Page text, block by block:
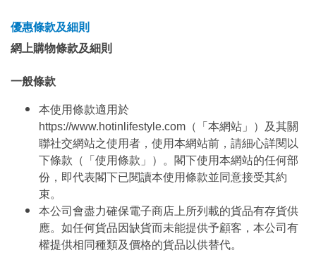
優惠條款及細則
網上購物條款及細則
一般條款
本使用條款適用於
https://www.hotinlifestyle.com（「本網站」）及其關
聯社交網站之使用者，使用本網站前，請細心詳閱以
下條款（「使用條款」）。閣下使用本網站的任何部
份，即代表閣下已閱讀本使用條款並同意接受其約
束。
本公司會盡力確保電子商店上所列載的貨品有存貨供
應。如任何貨品因缺貨而未能提供予顧客，本公司有
權提供相同種類及價格的貨品以供替代。